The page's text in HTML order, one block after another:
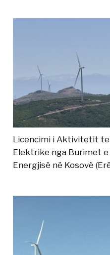
Licencimi i Aktivitetit
Elektrike nga Burimet
Energjisë në Kosovë